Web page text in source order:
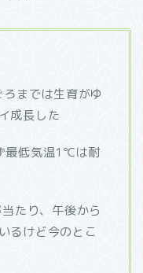
までは生育がゆ
成長した
最低気温1℃は耐
たり、午後から
るけど今のとこ